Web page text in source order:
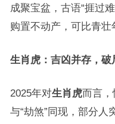
成聚宝盆，古语“捱过
购置不动产，可比青壮
生肖虎：吉凶并存，破
2025年对生肖虎而言，
与“劫煞”同现，部分人